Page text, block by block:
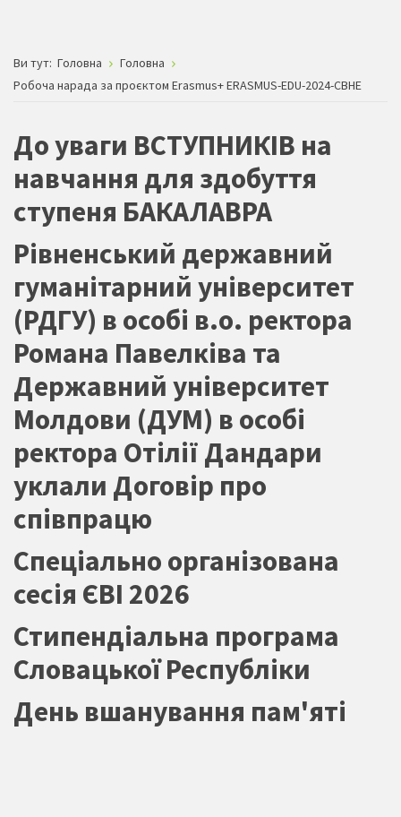
Ви тут: Головна
Головна
Робоча нарада за проєктом Erasmus+ ERASMUS-EDU-2024-CBHE
До уваги ВСТУПНИКІВ на
навчання для здобуття
ступеня БАКАЛАВРА
Рівненський державний
гуманітарний університет
(РДГУ) в особі в.о. ректора
Романа Павелківа та
Державний університет
Молдови (ДУМ) в особі
ректора Отілії Дандари
уклали Договір про
співпрацю
Спеціально організована
сесія ЄВІ 2026
Стипендіальна програма
Словацької Республіки
День вшанування пам'яті